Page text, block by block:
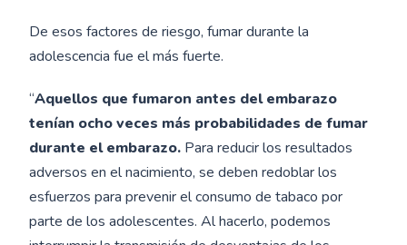
De esos factores de riesgo, fumar durante la
adolescencia fue el más fuerte.
“Aquellos que fumaron antes del embarazo
tenían ocho veces más probabilidades de fumar
durante el embarazo. Para reducir los resultados
adversos en el nacimiento, se deben redoblar los
esfuerzos para prevenir el consumo de tabaco por
parte de los adolescentes. Al hacerlo, podemos